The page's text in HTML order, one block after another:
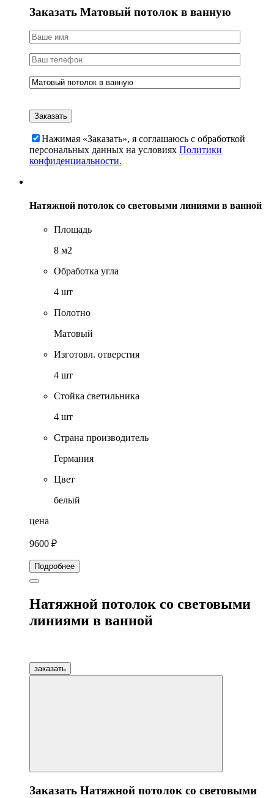
Заказать Матовый потолок в ванную
Нажимая «Заказать», я соглашаюсь c обработкой
персональных данных на условиях Политики
конфиденциальности.
Натяжной потолок со световыми линиями в ванной
Площадь
8 м2
Обработка угла
4 шт
Полотно
Матовый
Изготовл. отверстия
4 шт
Стойка светильника
4 шт
Страна производитель
Германия
Цвет
белый
цена
9600 ₽
Подробнее
Натяжной потолок со световыми
линиями в ванной
заказать
Заказать Натяжной потолок со световыми